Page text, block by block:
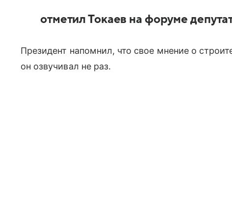
отметил Токаев на форуме
Президент напомнил, что свое мнение о
он озвучивал не раз.